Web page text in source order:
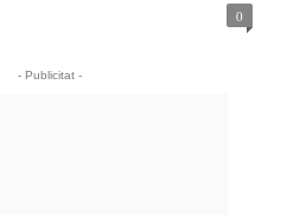
0
- Publicitat -